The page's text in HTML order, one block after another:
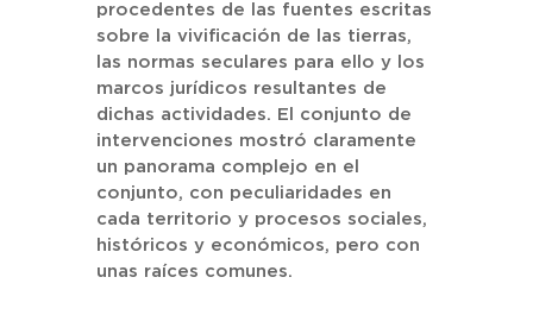
procedentes de las fuentes escritas
sobre la vivificación de las tierras,
las normas seculares para ello y los
marcos jurídicos resultantes de
dichas actividades. El conjunto de
intervenciones mostró claramente
un panorama complejo en el
conjunto, con peculiaridades en
cada territorio y procesos sociales,
históricos y económicos, pero con
unas raíces comunes.